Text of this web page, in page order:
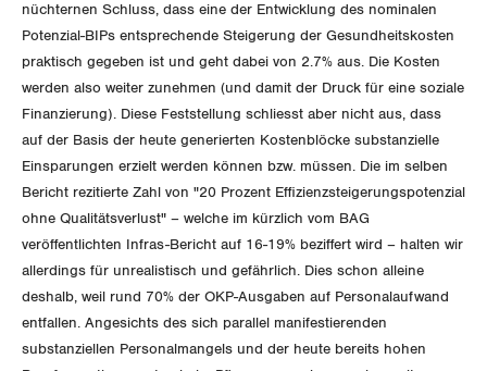
WEITERBILDUNG
NEWSLETTER
BROSCHÜREN/BÜCHER
Vorstand
Präsidialausschuss
Feministische Kommission
Jugendkommission
Migrationskommission
Queer-Kommission
ZENTRALSEKRETARIAT
KANTONALE BÜNDE
Aargau
Beide Basel
Bern
Freiburg
ANGESCHLOSSENE VERBÄNDE
OFFENE STELLEN
AGENDA
Publikationen
Blog
Blog Daniel Lampart
Der Europa-Blog
Kontakt
nüchternen Schluss, dass eine der Entwicklung des nominalen
Potenzial-BIPs entsprechende Steigerung der Gesundheitskosten
praktisch gegeben ist und geht dabei von 2.7% aus. Die Kosten
werden also weiter zunehmen (und damit der Druck für eine soziale
Finanzierung). Diese Feststellung schliesst aber nicht aus, dass
auf der Basis der heute generierten Kostenblöcke substanzielle
Einsparungen erzielt werden können bzw. müssen. Die im selben
Bericht rezitierte Zahl von "20 Prozent Effizienzsteigerungspotenzial
ohne Qualitätsverlust" – welche im kürzlich vom BAG
veröffentlichten Infras-Bericht auf 16-19% beziffert wird – halten wir
allerdings für unrealistisch und gefährlich. Dies schon alleine
deshalb, weil rund 70% der OKP-Ausgaben auf Personalaufwand
entfallen. Angesichts des sich parallel manifestierenden
substanziellen Personalmangels und der heute bereits hohen